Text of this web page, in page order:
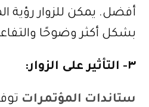
أفضل. يمكن للزوار رؤية
بشكل أكثر وضوحًا
٣- التأثير على الزوار:
ستاندات المؤتمرات